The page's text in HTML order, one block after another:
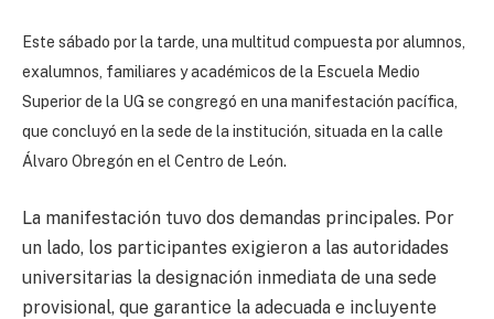
Este sábado por la tarde, una multitud compuesta por alumnos,
exalumnos, familiares y académicos de la Escuela Medio
Superior de la UG se congregó en una manifestación pacífica,
que concluyó en la sede de la institución, situada en la calle
Álvaro Obregón en el Centro de León.
La manifestación tuvo dos demandas principales. Por
un lado, los participantes exigieron a las autoridades
universitarias la designación inmediata de una sede
provisional, que garantice la adecuada e incluyente